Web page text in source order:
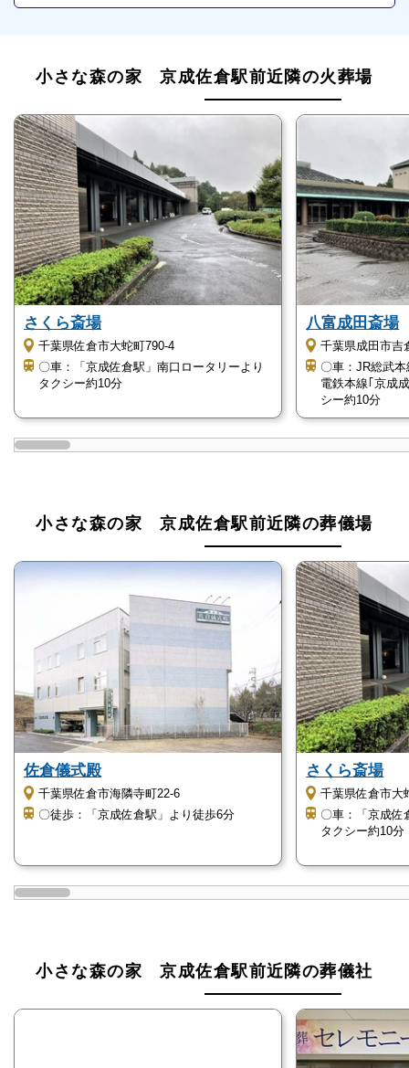
小さな森の家 京成佐倉駅前近隣の火葬場
さくら斎場
千葉県佐倉市大蛇町790-4
〇車：「京成佐倉駅」南口ロータリーより
タクシー約10分
八富成田斎場
千葉県成田市吉
〇車：JR総武
電鉄本線｢京成
シー約10分
小さな森の家 京成佐倉駅前近隣の葬儀場
佐倉儀式殿
千葉県佐倉市海隣寺町22-6
〇徒歩：「京成佐倉駅」より徒歩6分
さくら斎場
千葉県佐倉市大
〇車：「京成佐
タクシー約10分
小さな森の家 京成佐倉駅前近隣の葬儀社